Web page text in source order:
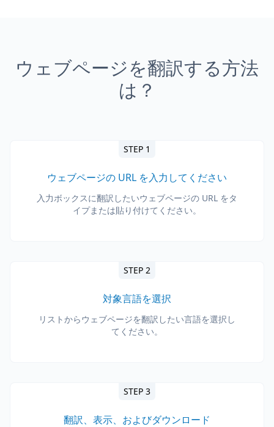
ウェブページを翻訳する方法
は？
STEP 1
ウェブページの URL を入力してください
入力ボックスに翻訳したいウェブページの URL をタ
イプまたは貼り付けてください。
STEP 2
対象言語を選択
リストからウェブページを翻訳したい言語を選択し
てください。
STEP 3
翻訳、表示、およびダウンロード